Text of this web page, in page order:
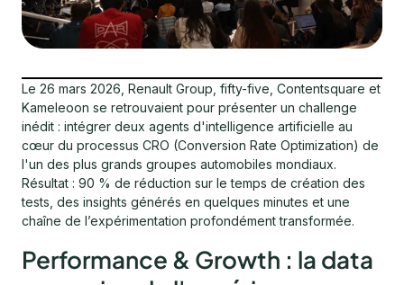
Le 26 mars 2026, Renault Group, fifty-five, Contentsquare et
Kameleoon se retrouvaient pour présenter un challenge
inédit : intégrer deux agents d'intelligence artificielle au
cœur du processus CRO (Conversion Rate Optimization) de
l'un des plus grands groupes automobiles mondiaux.
Résultat : 90 % de réduction sur le temps de création des
tests, des insights générés en quelques minutes et une
chaîne de l’expérimentation profondément transformée.
Performance & Growth : la data